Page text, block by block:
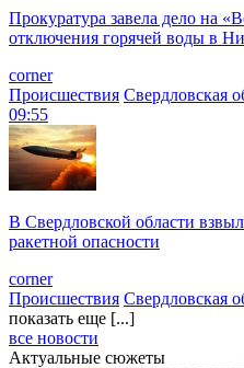
Прокуратура завела дело на
отключения горячей воды в
corner
Происшествия Свердловская
09:55
В Свердловской области
ракетной опасности
corner
Происшествия Свердловская
показать еще [...]
все новости
Актуальные сюжеты